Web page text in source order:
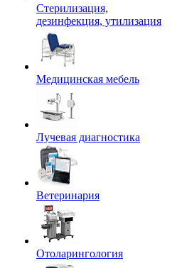
Стерилизация,
дезинфекция, утилизация
Медицинская мебель
Лучевая диагностика
Ветеринария
Отоларингология